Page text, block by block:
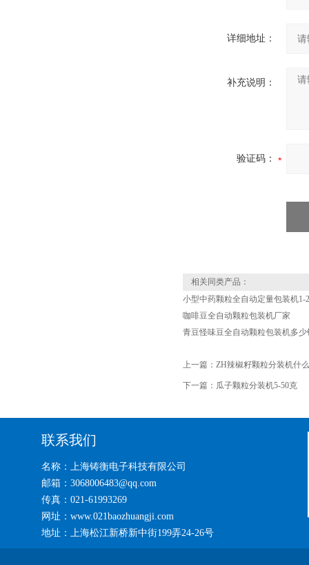
详细地址：
补充说明：
验证码：
相关同类产品：
小型中药颗粒全自动定量包装机1-
咖啡豆全自动颗粒包装机厂家
青豆怪味豆全自动颗粒包装机多少
上一篇： ZH辣椒籽颗粒分装机什
下一篇： 瓜子颗粒分装机5-50克
联系我们
名称：上海铸衡电子科技有限公司
邮箱：3068006483@qq.com
传真：021-61993269
网址：www.021baozhuangji.com
地址：上海松江新桥新中街199弄24-26号